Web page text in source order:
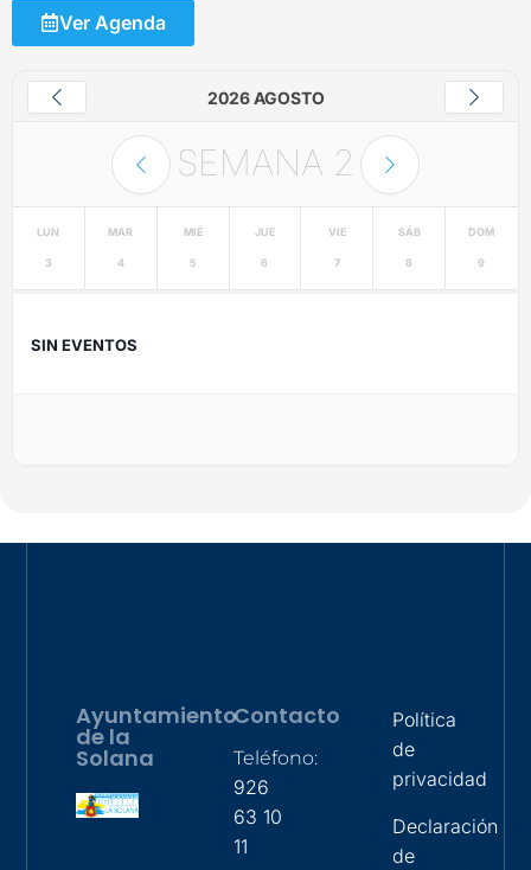
Ver Agenda
2026 AGOSTO
SEMANA 2
LUN
3
MAR
4
MIÉ
5
JUE
6
VIE
7
SÁB
8
DOM
9
SIN EVENTOS
Ayuntamiento
de la
Solana
Contacto
Teléfono:
926
63 10
11
Política
de
privacidad
Declaración
de